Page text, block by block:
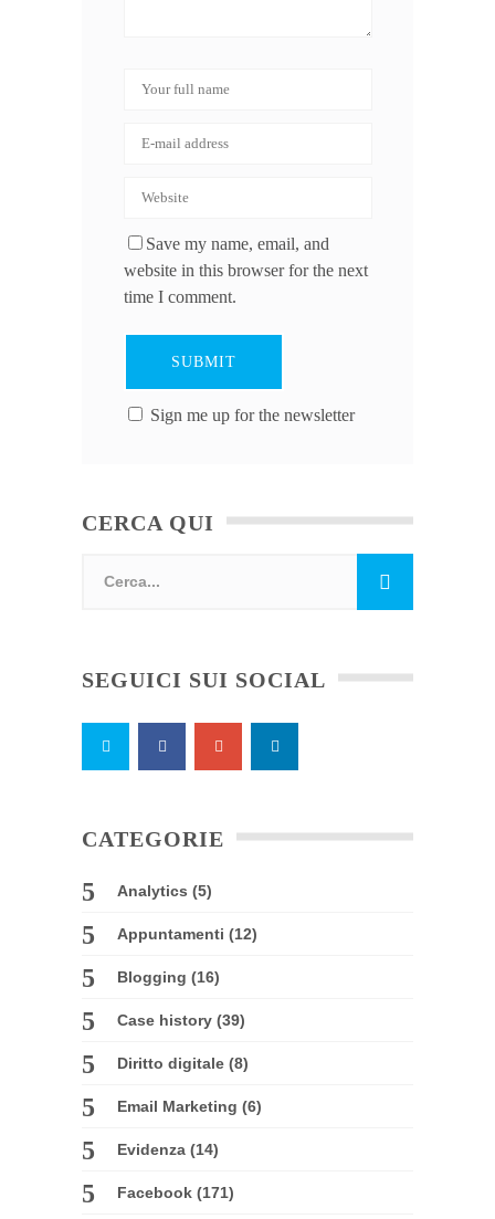
Save my name, email, and
website in this browser for the next
time I comment.
Sign me up for the newsletter
CERCA QUI
SEGUICI SUI SOCIAL
CATEGORIE
Analytics (5)
Appuntamenti (12)
Blogging (16)
Case history (39)
Diritto digitale (8)
Email Marketing (6)
Evidenza (14)
Facebook (171)